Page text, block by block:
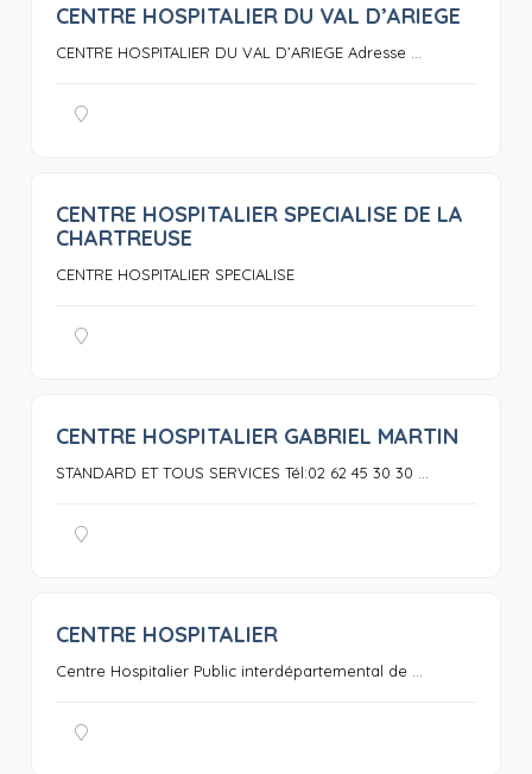
0
CENTRE HOSPITALIER DU VAL D’ARIEGE
CENTRE HOSPITALIER DU VAL D’ARIEGE Adresse ...
0
CENTRE HOSPITALIER SPECIALISE DE LA
CHARTREUSE
CENTRE HOSPITALIER SPECIALISE
CENTRE HOSPITALIER GABRIEL MARTIN
STANDARD ET TOUS SERVICES Tél:02 62 45 30 30 ...
CENTRE HOSPITALIER
Centre Hospitalier Public interdépartemental de ...